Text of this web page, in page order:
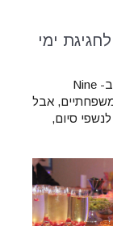
ימי
ובכן, את כל אלה ועוד אתם מוזמנים למצוא ב- Nine
אבל
סיום,